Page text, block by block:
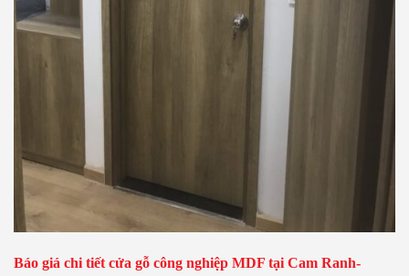
Báo giá chi tiết cửa gỗ công nghiệp MDF tại Cam Ranh-